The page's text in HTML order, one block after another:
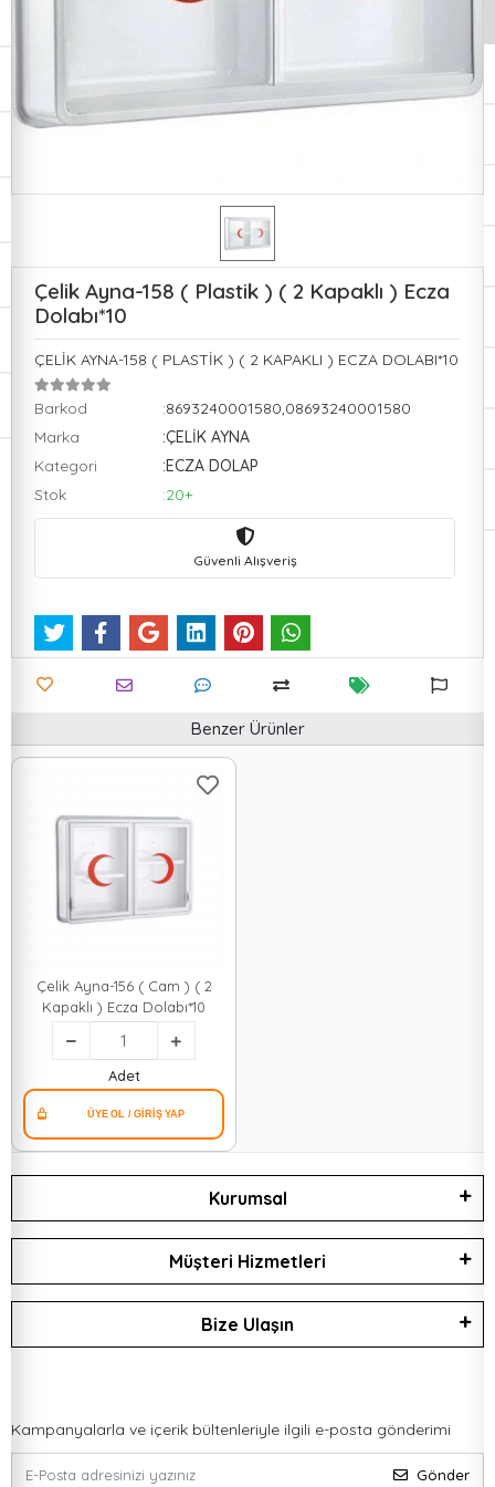
Çelik Ayna-158 ( Plastik ) ( 2 Kapaklı ) Ecza
Dolabı*10
ÇELİK AYNA-158 ( PLASTİK ) ( 2 KAPAKLI ) ECZA DOLABI*10
Barkod
:8693240001580,08693240001580
Marka
:ÇELİK AYNA
Kategori
:ECZA DOLAP
Stok
:20+
Güvenli Alışveriş
Benzer Ürünler
Çelik Ayna-156 ( Cam ) ( 2
Kapaklı ) Ecza Dolabı*10
Adet
Kurumsal
Müşteri Hizmetleri
Bize Ulaşın
Kampanyalarla ve içerik bültenleriyle ilgili e-posta gönderimi
Gönder